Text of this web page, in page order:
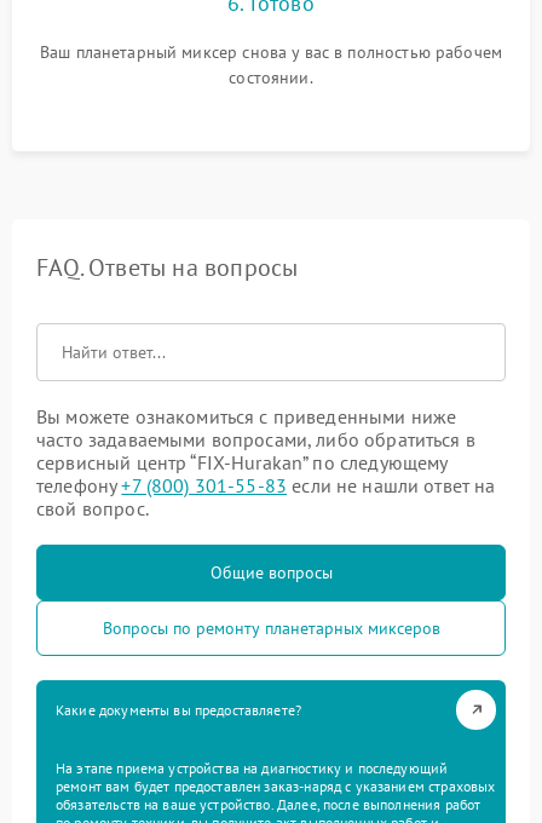
Ваш планетарный миксер снова у вас в полностью рабочем
состоянии.
FAQ. Ответы на вопросы
Вы можете ознакомиться с приведенными ниже
часто задаваемыми вопросами, либо обратиться в
сервисный центр “FIX-Hurakan” по следующему
телефону+7 (800) 301-55-83 если не нашли ответ на
свой вопрос.
Общие вопросы
Вопросы по ремонту планетарных миксеров
Какие документы вы предоставляете?
На этапе приема устройства на диагностику и последующий
ремонт вам будет предоставлен заказ-наряд с указанием страховых
обязательств на ваше устройство. Далее, после выполнения работ